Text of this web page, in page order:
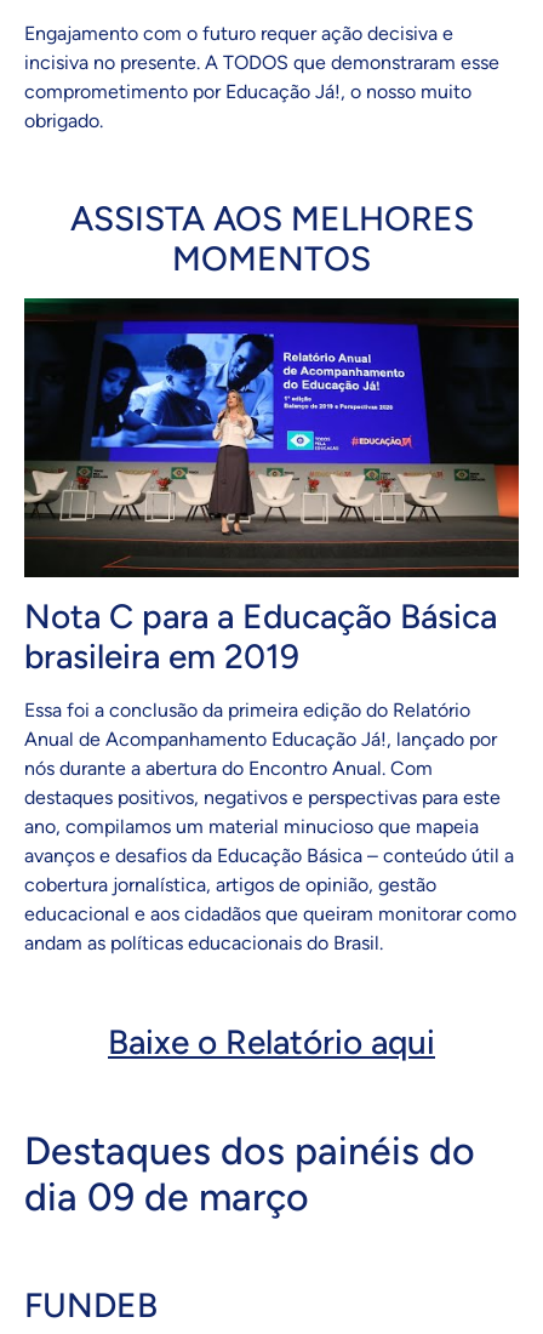
Engajamento com o futuro requer ação decisiva e
incisiva no presente. A TODOS que demonstraram esse
comprometimento por Educação Já!, o nosso muito
obrigado.
ASSISTA AOS MELHORES
MOMENTOS
Nota C para a Educação Básica
brasileira em 2019
Essa foi a conclusão da primeira edição do Relatório
Anual de Acompanhamento Educação Já!, lançado por
nós durante a abertura do Encontro Anual. Com
destaques positivos, negativos e perspectivas para este
ano, compilamos um material minucioso que mapeia
avanços e desafios da Educação Básica – conteúdo útil a
cobertura jornalística, artigos de opinião, gestão
educacional e aos cidadãos que queiram monitorar como
andam as políticas educacionais do Brasil.
Baixe o Relatório aqui
Destaques dos painéis do
dia 09 de março
FUNDEB